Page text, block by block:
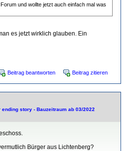
und wollte jetzt auch einfach mal was
es jetzt wirklich glauben. Ein
Beitrag beantworten Beitrag zitieren
story - Bauzeitraum ab 03/2022
Bürger aus Lichtenberg?